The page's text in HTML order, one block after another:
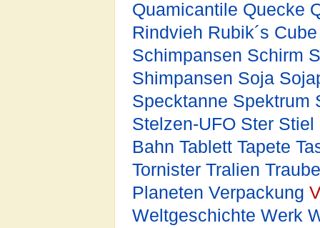
Quamicantile Quecke
Rindvieh Rubik´s Cube
Schimpansen Schirm
Shimpansen Soja
Specktanne Spektrum
Stelzen-UFO Ster Stiel
Bahn Tablett Tapete
Tornister Tralien Traube
Planeten Verpackung
Weltgeschichte Werk